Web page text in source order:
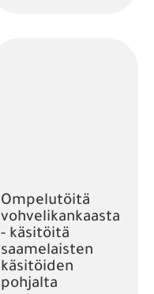
Ompelutöitä
vohvelikankaasta
- käsitöitä
saamelaisten
käsitöiden
pohjalta